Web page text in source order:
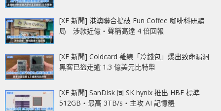
[XF 新聞] 港澳聯合搗破 Fun Coffee 咖啡科研騙
局 涉款近億‧聲稱高達 4 倍回報
[XF 新聞] Coldcard 離線「冷錢包」爆出致命漏洞
黑客已盜走逾 1.3 億美元比特幣
[XF 新聞] SanDisk 同 SK hynix 推出 HBF 標準
512GB‧最高 3TB/s‧主攻 AI 記憶體